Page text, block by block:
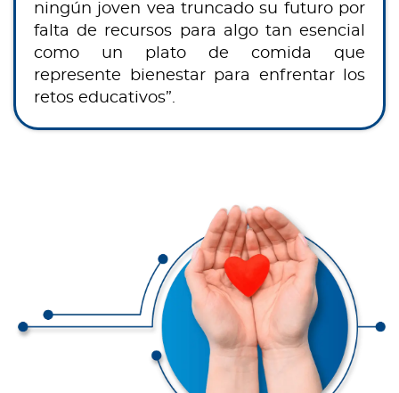
ningún joven vea truncado su futuro por
falta de recursos para algo tan esencial
como un plato de comida que
represente bienestar para enfrentar los
retos educativos”.